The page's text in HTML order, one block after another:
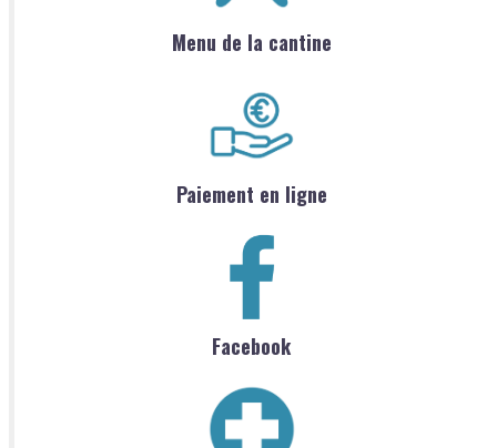
Menu de la cantine
Paiement en ligne
Facebook